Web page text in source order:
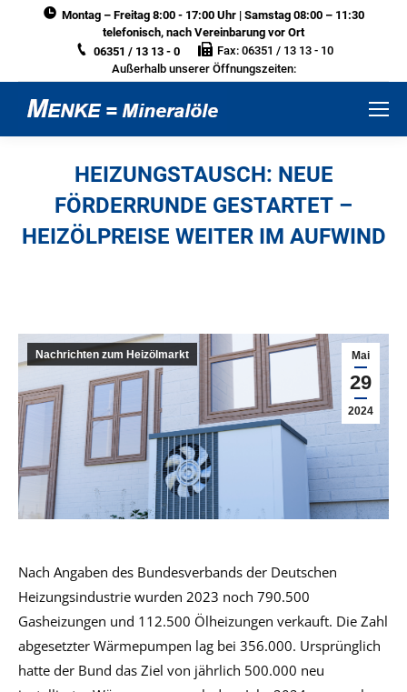
Montag – Freitag 8:00 - 17:00 Uhr | Samstag 08:00 – 11:30
telefonisch, nach Vereinbarung vor Ort
06351 / 13 13 - 0
Fax: 06351 / 13 13 - 10
Außerhalb unserer Öffnungszeiten:
HEIZUNGSTAUSCH: NEUE
FÖRDERRUNDE GESTARTET –
HEIZÖLPREISE WEITER IM AUFWIND
Mai
29
2024
Nachrichten zum Heizölmarkt
Nach Angaben des Bundesverbands der Deutschen
Heizungsindustrie wurden 2023 noch 790.500
Gasheizungen und 112.500 Ölheizungen verkauft. Die Zahl
abgesetzter Wärmepumpen lag bei 356.000. Ursprünglich
hatte der Bund das Ziel von jährlich 500.000 neu